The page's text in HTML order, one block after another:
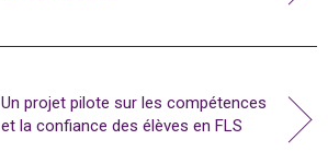
Un projet pilote sur les compétences
et la confiance des élèves en FLS